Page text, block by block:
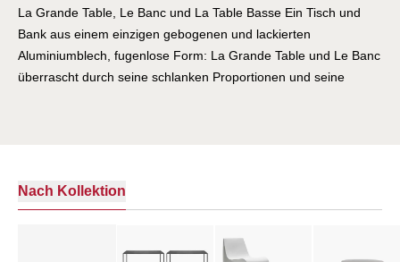
La Grande Table, Le Banc und La Table Basse Ein Tisch und
Bank aus einem einzigen gebogenen und lackierten
Aluminiumblech, fugenlose Form: La Grande Table und Le Banc
überrascht durch seine schlanken Proportionen und seine
Beistelltische Ein Tisch als Protagonist des Raumes, der die
überwinden, indem er Produktionssysteme entwickelt, die zu
Nach Kollektion